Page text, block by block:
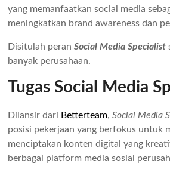
yang memanfaatkan social media
meningkatkan brand awareness dan
Disitulah peranSocial Media Specialist
banyak perusahaan.
Tugas Social Media
Dilansir dari Betterteam,Social Media
posisi pekerjaan yang berfokus untuk
menciptakan konten digital yang
berbagai platform media sosial